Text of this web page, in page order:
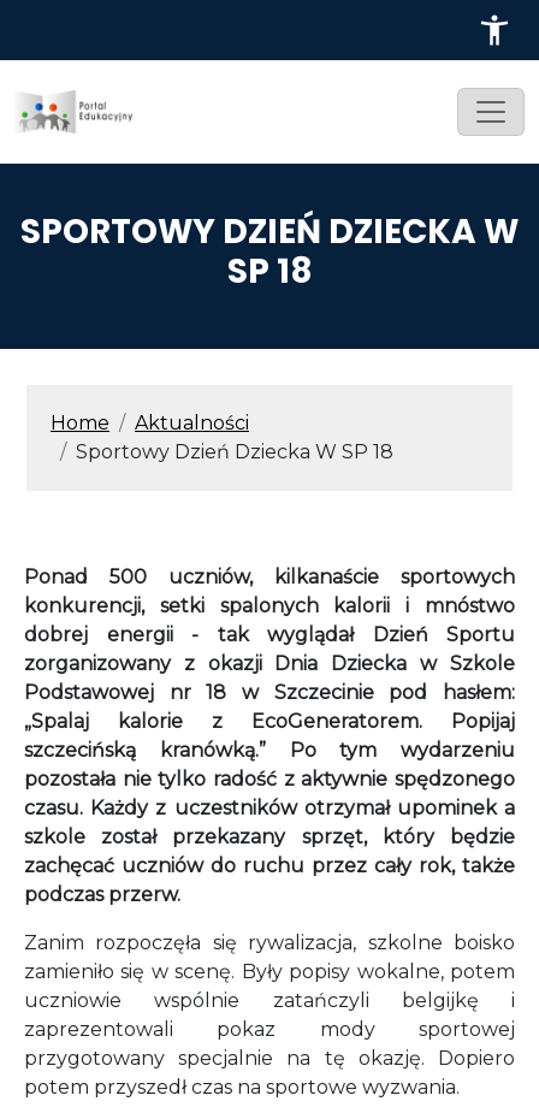
SPORTOWY DZIEŃ DZIECKA W
SP 18
ŚCIEŻKA NAWIGACYJNA
Home
Aktualności
Sportowy Dzień Dziecka W SP 18
Ponad 500 uczniów, kilkanaście sportowych
konkurencji, setki spalonych kalorii i mnóstwo
dobrej energii - tak wyglądał Dzień Sportu
zorganizowany z okazji Dnia Dziecka w Szkole
Podstawowej nr 18 w Szczecinie pod hasłem:
„Spalaj kalorie z EcoGeneratorem. Popijaj
szczecińską kranówką.” Po tym wydarzeniu
pozostała nie tylko radość z aktywnie spędzonego
czasu. Każdy z uczestników otrzymał upominek a
szkole został przekazany sprzęt, który będzie
zachęcać uczniów do ruchu przez cały rok, także
podczas przerw.
Zanim rozpoczęła się rywalizacja, szkolne boisko
zamieniło się w scenę. Były popisy wokalne, potem
uczniowie wspólnie zatańczyli belgijkę i
zaprezentowali pokaz mody sportowej
przygotowany specjalnie na tę okazję. Dopiero
potem przyszedł czas na sportowe wyzwania.